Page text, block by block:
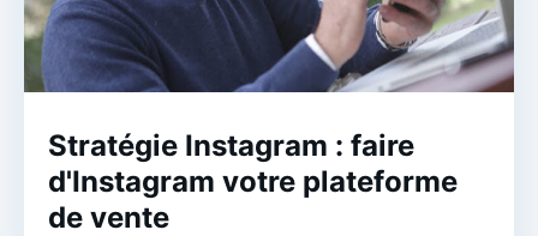
Stratégie Instagram : faire
d'Instagram votre plateforme
de vente